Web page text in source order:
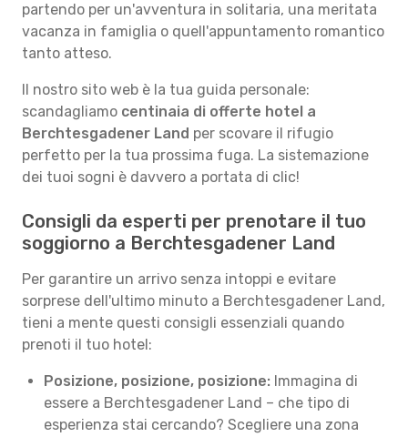
partendo per un'avventura in solitaria, una meritata
vacanza in famiglia o quell'appuntamento romantico
tanto atteso.
Il nostro sito web è la tua guida personale:
scandagliamo centinaia di offerte hotel a
Berchtesgadener Land per scovare il rifugio
perfetto per la tua prossima fuga. La sistemazione
dei tuoi sogni è davvero a portata di clic!
Consigli da esperti per prenotare il tuo
soggiorno a Berchtesgadener Land
Per garantire un arrivo senza intoppi e evitare
sorprese dell'ultimo minuto a Berchtesgadener Land,
tieni a mente questi consigli essenziali quando
prenoti il tuo hotel:
Posizione, posizione, posizione: Immagina di
essere a Berchtesgadener Land – che tipo di
esperienza stai cercando? Scegliere una zona